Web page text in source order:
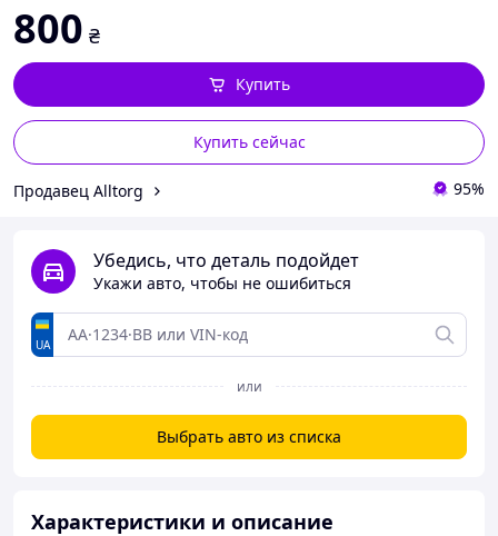
800 ₴
Купить сейчас
Купить
Продавец Alltorg 95%
Убедись, что деталь подойдет
Укажи авто, чтобы не ошибиться
UA
или
Выбрать авто из списка
Характеристики и описание